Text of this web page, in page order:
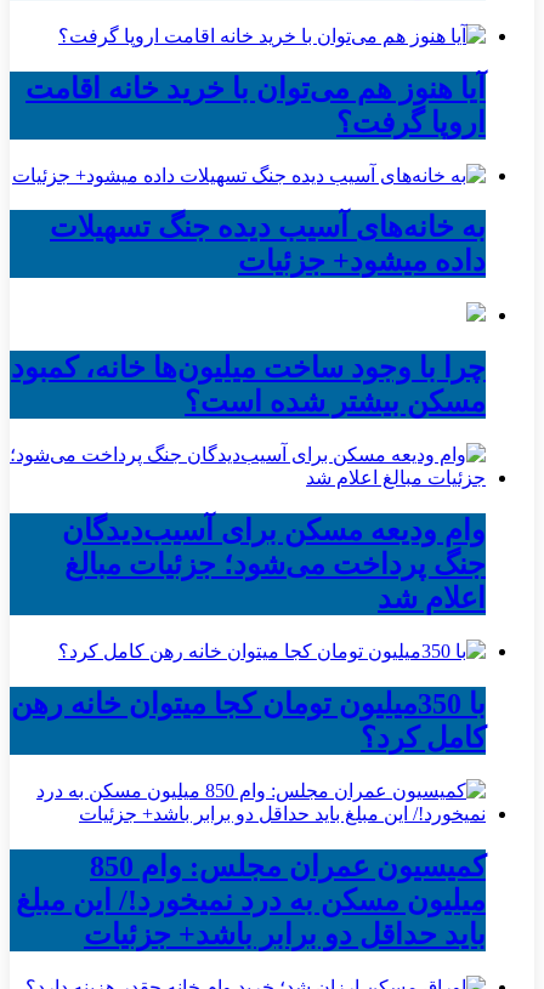
آیا هنوز هم می‌توان با خرید خانه اقامت
اروپا گرفت؟
به خانه‌های آسیب دیده جنگ تسهیلات
داده میشود+ جزئیات
چرا با وجود ساخت میلیون‌ها خانه، کمبود
مسکن بیشتر شده است؟
وام ودیعه مسکن برای آسیب‌دیدگان
جنگ پرداخت می‌شود؛ جزئیات مبالغ
اعلام شد
با 350میلیون تومان کجا میتوان خانه رهن
کامل کرد؟
کمیسیون عمران مجلس: وام 850
میلیون مسکن به درد نمیخورد!/ این مبلغ
باید حداقل دو برابر باشد+ جزئیات